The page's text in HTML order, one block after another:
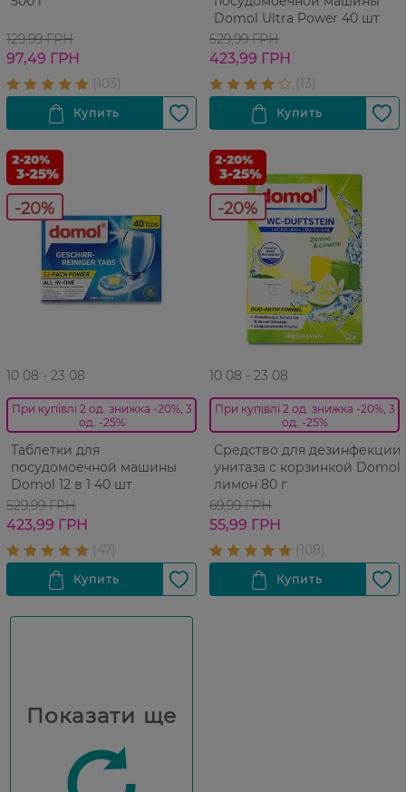
129,99 ГРН
97,49 ГРН
Domol Ultra Power 40 шт
529,99 ГРН
423,99 ГРН
-20%
10 08 - 23 08
При купівлі 2 од. знижка -20%, 3
од. -25%
Таблетки для
посудомоечной машины
Domol 12 в 1 40 шт
529,99 ГРН
423,99 ГРН
-20%
10 08 - 23 08
При купівлі 2 од. знижка -20%, 3
од. -25%
Средство для дезинфекции
унитаза с корзинкой Domol
лимон 80 г
69,99 ГРН
55,99 ГРН
Показати ще